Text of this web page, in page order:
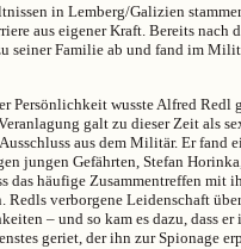
in Lemberg/Galizien
aus eigener Kraft. Bereits nach
seiner Familie ab und fand im
Persönlichkeit wusste Alfred Redl
galt zu dieser Zeit als
aus dem Militär. Er fand
jungen Gefährten, Stefan
das häufige Zusammentreffen mit
verborgene Leidenschaft
– und so kam es dazu, dass er
geriet, der ihn zur Spionage